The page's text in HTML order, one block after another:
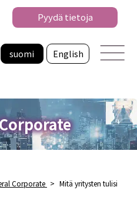
suomi English
Pyydä tietoja
Corporate > Mitä yritysten tulisi